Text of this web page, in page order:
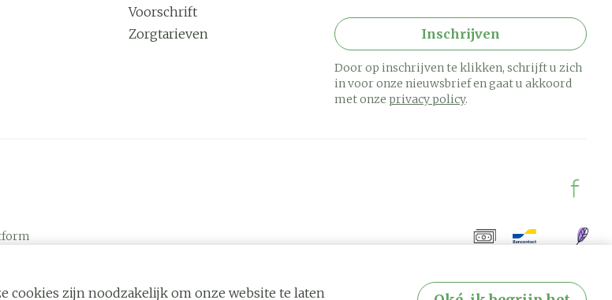
cookies zijn noodzakelijk om onze website te laten
Voorschrift
Zorgtarieven
Inschrijven
Door op inschrijven te klikken, schrijft u zich
in voor onze nieuwsbrief en gaat u akkoord
met onze privacy policy.